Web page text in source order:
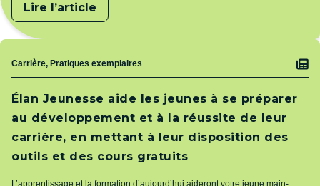
Lire l’article
Élan Jeunesse aide les jeunes à se préparer
au développement et à la réussite de leur
carrière, en mettant à leur disposition des
outils et des cours gratuits
Sujet
Carrière, Pratiques exemplaires
L’apprentissage et la formation d’aujourd’hui aideront votre jeune main-